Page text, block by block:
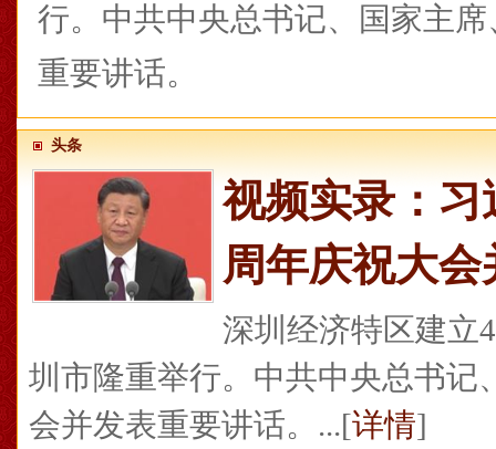
行。中共中央总书记、国家主
重要讲话。
头条
视频实录：习
周年庆祝大
深圳经济特区建立
圳市隆重举行。中共中央总书记
会并发表重要讲话。...[详情]